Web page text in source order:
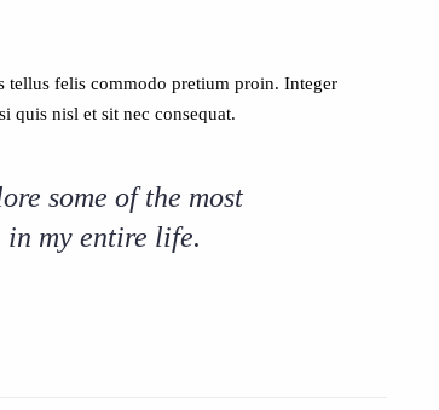
tellus felis commodo pretium proin. Integer
quis nisl et sit nec consequat.
some of the most
in my entire life.